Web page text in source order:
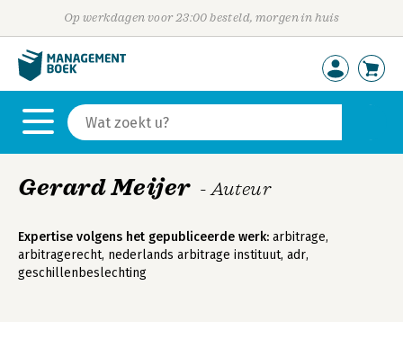
Op werkdagen voor 23:00 besteld, morgen in huis
Gerard Meijer - Auteur
Expertise volgens het gepubliceerde werk: arbitrage,
arbitragerecht, nederlands arbitrage instituut, adr,
geschillenbeslechting